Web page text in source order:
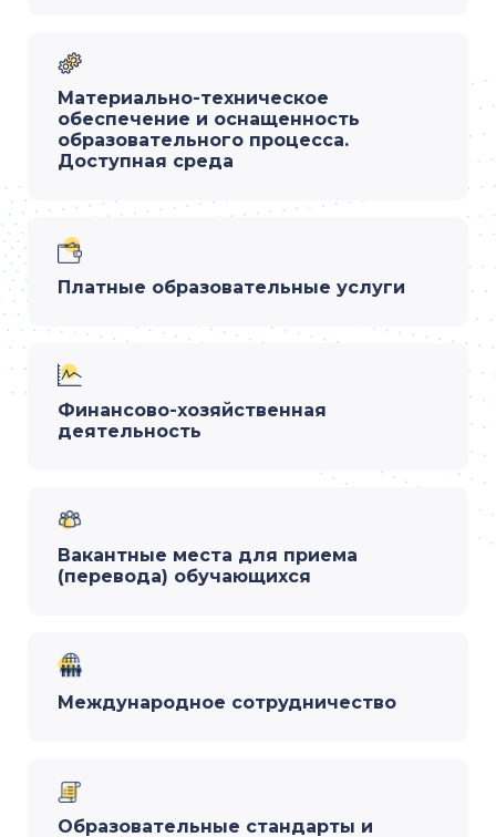
Материально-техническое
обеспечение и оснащенность
образовательного процесса.
Доступная среда
Платные образовательные услуги
Финансово-хозяйственная
деятельность
Вакантные места для приема
(перевода) обучающихся
Международное сотрудничество
Образовательные стандарты и